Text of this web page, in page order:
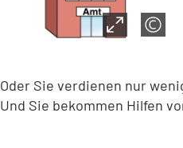
Oder Sie verdienen nur
Und Sie bekommen Hilfen